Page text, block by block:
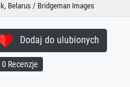
Belarus / Bridgeman Images
Dodaj do ulubionych
0 Recenzje